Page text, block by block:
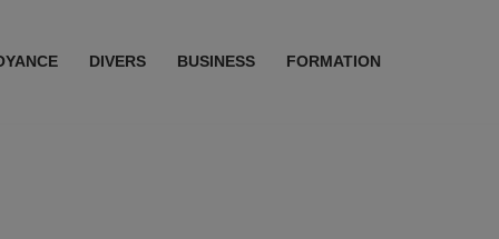
DIVERS BUSINESS FORMATION